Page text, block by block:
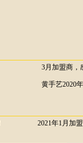
3月加盟商，
黄手艺2020
2021年1月加